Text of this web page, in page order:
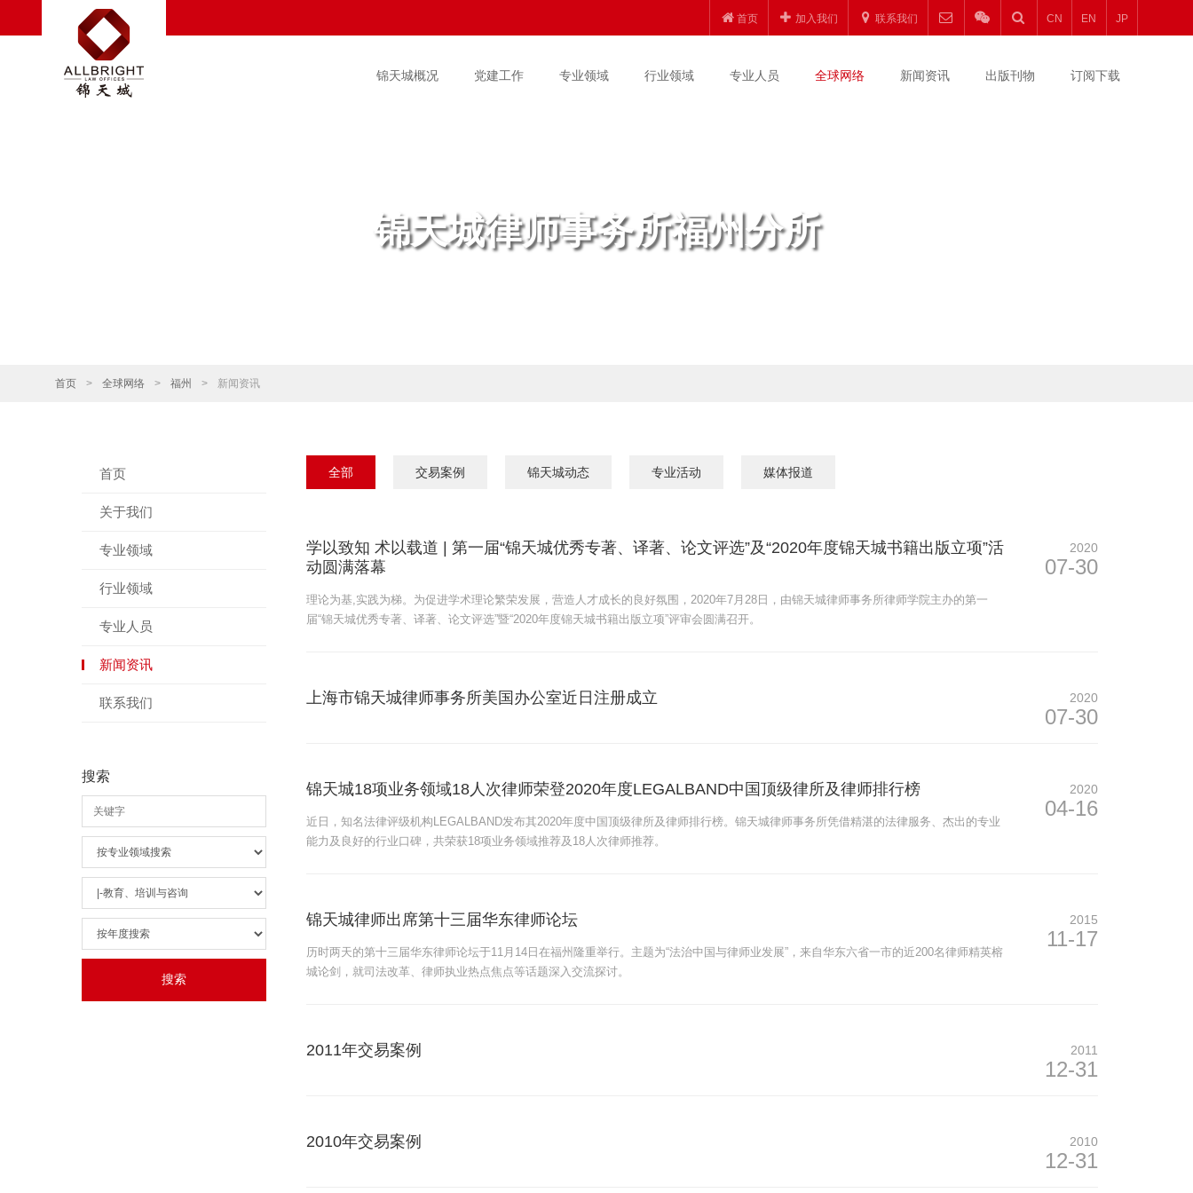
首页 加入我们 联系我们 CN EN JP
锦天城概况 党建工作 专业领域 行业领域 专业人员 全球网络 新闻资讯 出版刊物 订阅下载
锦天城律师事务所福州分所
首页 > 全球网络 > 福州 > 新闻资讯
首页
关于我们
专业领域
行业领域
专业人员
新闻资讯
联系我们
搜索
全部 交易案例 锦天城动态 专业活动 媒体报道
学以致知 术以载道 | 第一届“锦天城优秀专著、译著、论文评选”及“2020年度锦天城书籍出版立项”活
动圆满落幕
理论为基,实践为梯。为促进学术理论繁荣发展，营造人才成长的良好氛围，2020年7月28日，由锦天城律师事务所律师学院主办的第一
届“锦天城优秀专著、译著、论文评选”暨“2020年度锦天城书籍出版立项”评审会圆满召开。
2020
07-30
上海市锦天城律师事务所美国办公室近日注册成立 2020
07-30
锦天城18项业务领域18人次律师荣登2020年度LEGALBAND中国顶级律所及律师排行榜
近日，知名法律评级机构LEGALBAND发布其2020年度中国顶级律所及律师排行榜。锦天城律师事务所凭借精湛的法律服务、杰出的专业
能力及良好的行业口碑，共荣获18项业务领域推荐及18人次律师推荐。
2020
04-16
锦天城律师出席第十三届华东律师论坛
历时两天的第十三届华东律师论坛于11月14日在福州隆重举行。主题为“法治中国与律师业发展”，来自华东六省一市的近200名律师精英榕
城论剑，就司法改革、律师执业热点焦点等话题深入交流探讨。
2015
11-17
2011年交易案例 2011
12-31
2010年交易案例 2010
12-31